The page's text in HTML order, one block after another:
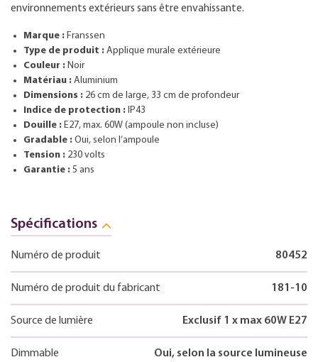
environnements extérieurs sans être envahissante.
Marque : Franssen
Type de produit : Applique murale extérieure
Couleur : Noir
Matériau : Aluminium
Dimensions : 26 cm de large, 33 cm de profondeur
Indice de protection : IP43
Douille : E27, max. 60W (ampoule non incluse)
Gradable : Oui, selon l’ampoule
Tension : 230 volts
Garantie : 5 ans
Spécifications
Numéro de produit 80452
Numéro de produit du fabricant 181-10
Source de lumière Exclusif 1 x max 60W E27
Dimmable Oui, selon la source lumineuse